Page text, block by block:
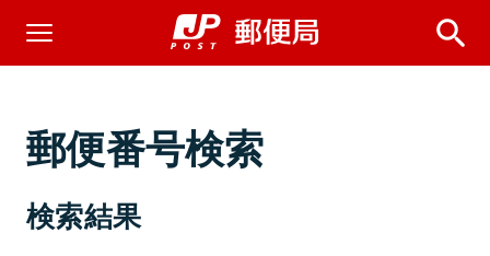
郵便番号検索
検索結果